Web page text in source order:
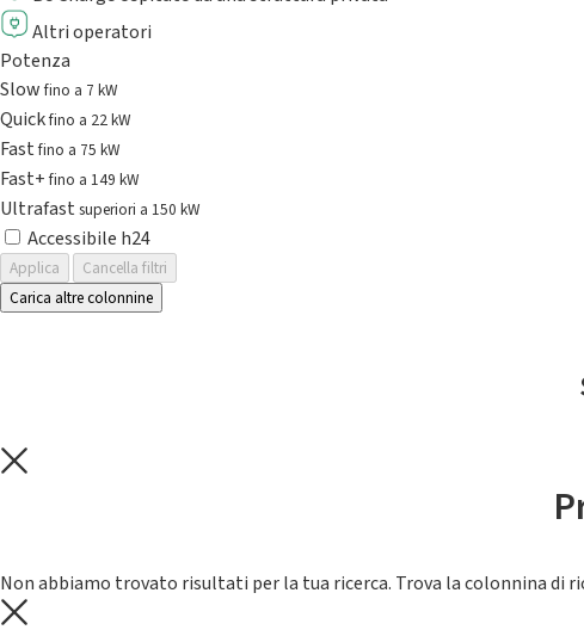
Altri operatori
Potenza
Slowfino a 7 kW
Quickfino a 22 kW
Fastfino a 75 kW
Fast+fino a 149 kW
Ultrafast superiori a 150 kW
Accessibile h24
Applica
Cancella filtri
Carica altre colonnine
Non abbiamo trovato risultati per la tua ricerca. Trova la colonnina di